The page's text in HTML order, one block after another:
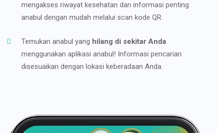
mengakses riwayat kesehatan dan informasi penting
anabul dengan mudah melalui scan kode QR.
Temukan anabul yang hilang di sekitar Anda
menggunakan aplikasi anabul! Informasi pencarian
disesuaikan dengan lokasi keberadaan Anda.